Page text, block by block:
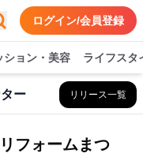
ログイン/会員登録
ション・美容 ライフスタ
ー リリース一覧
フォームまつ